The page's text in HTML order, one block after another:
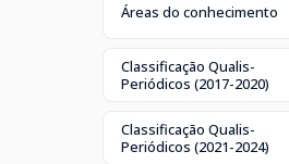
Áreas do conhecimento
Classificação Qualis-
Periódicos (2017-2020)
Classificação Qualis-
Periódicos (2021-2024)